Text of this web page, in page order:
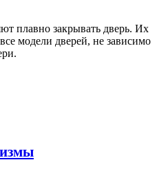
плавно закрывать дверь. Их
модели дверей, не зависимо